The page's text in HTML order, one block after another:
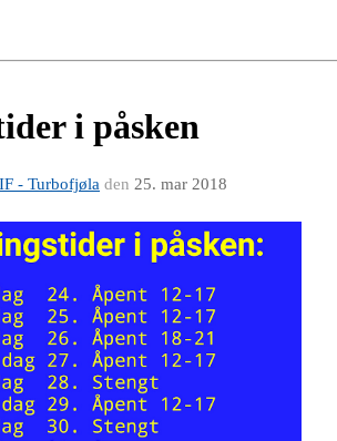
i påsken
- Turbofjøla den 25. mar 2018